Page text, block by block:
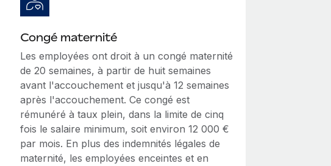
Congé maternité
Les employées ont droit à un congé maternité
de 20 semaines, à partir de huit semaines
avant l'accouchement et jusqu'à 12 semaines
après l'accouchement. Ce congé est
rémunéré à taux plein, dans la limite de cinq
fois le salaire minimum, soit environ 12 000 €
par mois. En plus des indemnités légales de
maternité, les employées enceintes et en